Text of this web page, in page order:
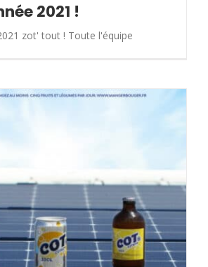
2021 !
zot' tout ! Toute l'équipe